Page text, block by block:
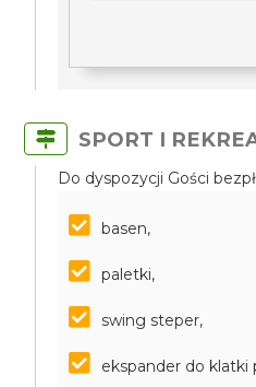
SPORT I
Do dyspozycji Gości
basen,
paletki,
swing steper,
ekspander do klatki